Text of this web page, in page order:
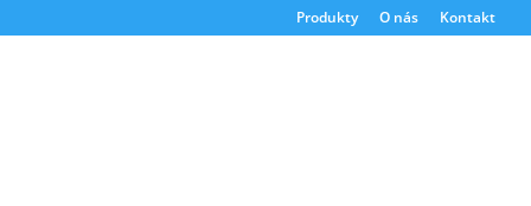
Produkty O nás Kontakt